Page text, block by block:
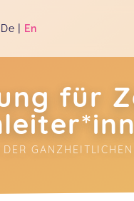
De | En
für